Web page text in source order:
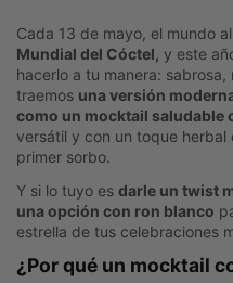
Cada 13 de mayo, el mundo
Mundial del Cóctel, y este
hacerlo a tu manera:
traemos una versión
como un mocktail saludable
versátil y con un toque
primer sorbo.
Y si lo tuyo es darle un twist
una opción con ron blanco
estrella de tus celebraciones
¿Por qué un mocktail